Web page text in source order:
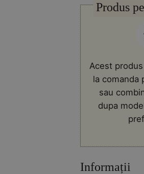
cu
bumbac
natural
si
plante
uscate
verde
menta
Produs
Acest
la comanda
sau
dupa
Informații